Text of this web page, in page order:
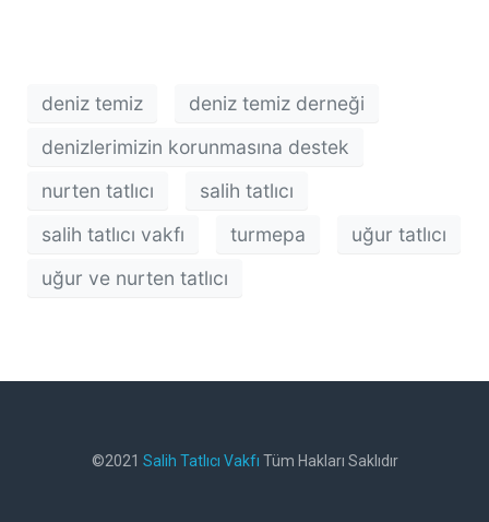
deniz temiz
deniz temiz derneği
denizlerimizin korunmasına destek
nurten tatlıcı
salih tatlıcı
salih tatlıcı vakfı
turmepa
uğur tatlıcı
uğur ve nurten tatlıcı
©2021 Salih Tatlıcı Vakfı Tüm Hakları Saklıdır